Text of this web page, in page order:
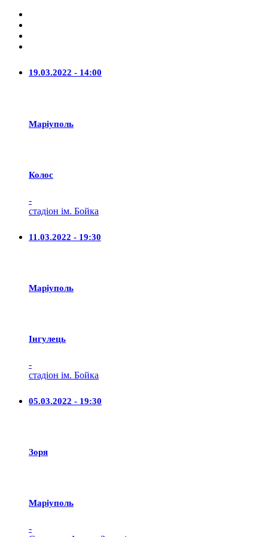
19.03.2022 - 14:00
Маріуполь
Колос
-
стадіон ім. Бойка
11.03.2022 - 19:30
Маріуполь
Iнгулець
-
стадіон ім. Бойка
05.03.2022 - 19:30
Зоря
Маріуполь
-